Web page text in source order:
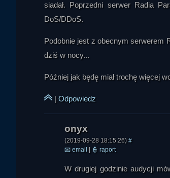
siadał. Poprzedni serwer Radia
DoS/DDoS.
Podobnie jest z obecnym serwerem
dziś w nocy...
Później jak będę miał trochę więcej
| Odpowiedz
(2019-09-28 18:15:26) #
📧 email 👮 raport
W drugiej godzinie audycji
Ronin101
Ivellios